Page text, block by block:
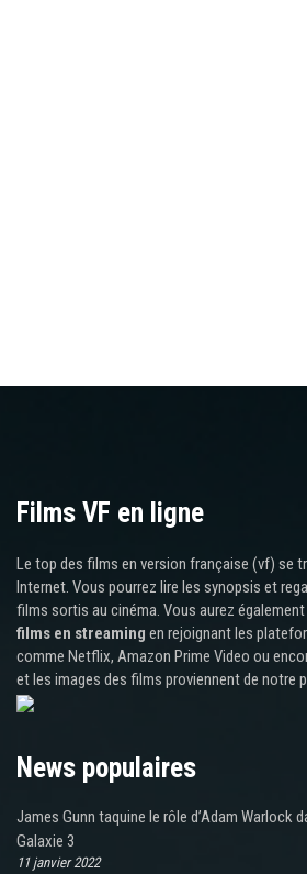
Films VF en ligne
Le top des films en version française (vf) se
Internet. Vous pourrez lire les synopsis et
films sortis au cinéma. Vous aurez
films en streaming en rejoignant les
comme Netflix, Amazon Prime Video ou
et les images des films proviennent de notre
News populaires
James Gunn taquine le rôle d’Adam Warlock
Galaxie 3
11 janvier 2022